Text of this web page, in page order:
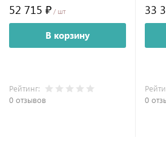
52 715 ₽ / шт
В корзину
Рейтинг:
0 отзывов
33
0